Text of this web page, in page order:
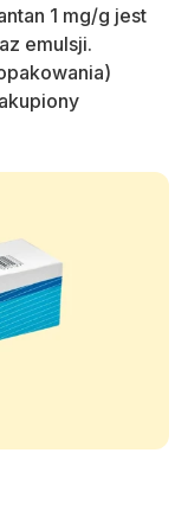
1 mg/g jest
emulsji.